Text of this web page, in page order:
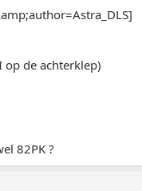
op de achterklep)
82PK ?